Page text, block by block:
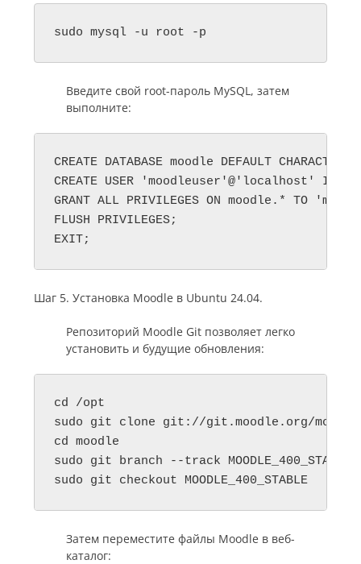
sudo mysql -u root -p
Введите свой root-пароль MySQL, затем
выполните:
CREATE DATABASE moodle DEFAULT
CREATE USER 'moodleuser'@'localhost'
GRANT ALL PRIVILEGES ON moodle.* TO
FLUSH PRIVILEGES;
EXIT;
Шаг 5. Установка Moodle в Ubuntu 24.04.
Репозиторий Moodle Git позволяет легко
установить и будущие обновления:
cd /opt
sudo git clone git://git.moodle.org/
cd moodle
sudo git branch --track MOODLE_400_STABLE
sudo git checkout MOODLE_400_STABLE
Затем переместите файлы Moodle в веб-
каталог: